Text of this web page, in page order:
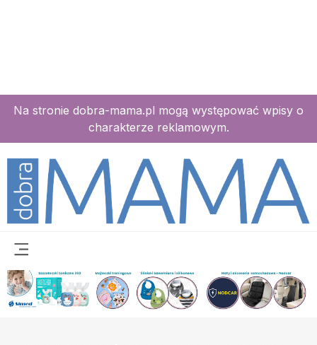
Na stronie dobra-mama.pl mogą występować wpisy o
charakterze reklamowym.